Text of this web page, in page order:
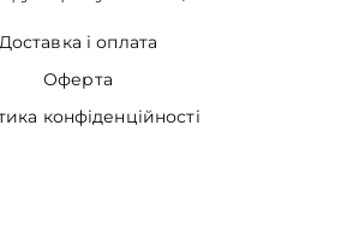
Доставка і оплата
Оферта
конфіденційності